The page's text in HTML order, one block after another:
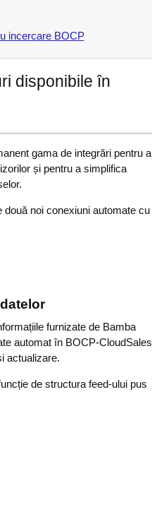
disponibile în
gama de integrări pentru a
și pentru a simplifica
noi conexiuni automate cu
furnizate de Bamba
automat în BOCP-
actualizare.
de structura feed-ului pus